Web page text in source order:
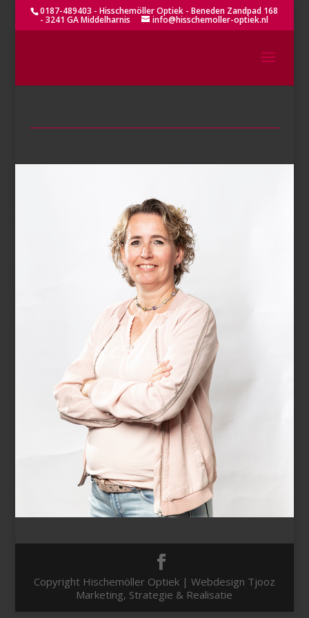
0187-489403 - Hisschemöller Optiek - Beneden Zandpad 168
- 3241 GA Middelharnis info@hisschemoller-optiek.nl
Copyright Hischemöller Optiek | Webdesign Tjooz
Marketing, Strategie & Realisatie